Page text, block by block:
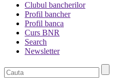
Clubul bancherilor
Profil bancher
Profil banca
Curs BNR
Search
Newsletter